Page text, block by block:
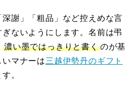
謝」「粗品」など控えめな言
ないようにします。名前は弔
濃い墨ではっきりと書くのが基
マナーは三越伊勢丹のギフト
。